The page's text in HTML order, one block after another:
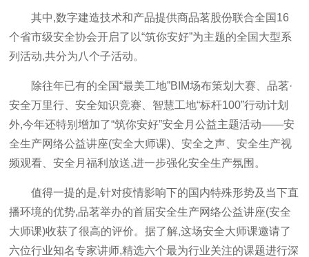
其中,数字建造技术和产品提供商品茗股份联合全国16
个省市级安全协会开启了以“筑你安好”为主题的全国大型系
列活动,共分为八个子活动。
除往年已有的全国“最美工地”BIM场布策划大赛、品茗·
安全万里行、安全知识竞赛、智慧工地“标杆100”行动计划
外,今年还特别增加了“筑你安好”安全月公益主题活动——安
全生产网络公益讲座(安全大师课)、安全之声、安全生产视
频观看、安全月福利放送,进一步强化安全生产氛围。
值得一提的是,针对疫情影响下的国内特殊形势及当下直
播环境的优势,品茗举办的首届安全生产网络公益讲座(安全
大师课)收获了很高的评价。据了解,这场安全大师课邀请了
六位行业知名专家讲师,精选六个最为行业关注的课题进行深